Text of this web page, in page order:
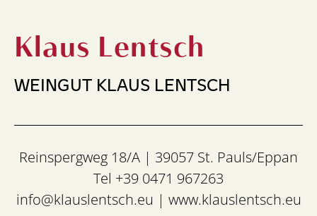
Klaus Lentsch
WEINGUT KLAUS LENTSCH
Reinspergweg 18/A | 39057 St. Pauls/Eppan
Tel +39 0471 967263
info@klauslentsch.eu | www.klauslentsch.eu